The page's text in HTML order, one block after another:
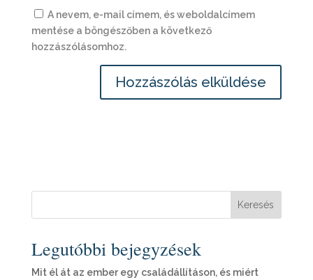
A nevem, e-mail címem, és weboldalcímem
mentése a böngészőben a következő
hozzászólásomhoz.
Keresés
Legutóbbi bejegyzések
Mit él át az ember egy családállításon, és miért